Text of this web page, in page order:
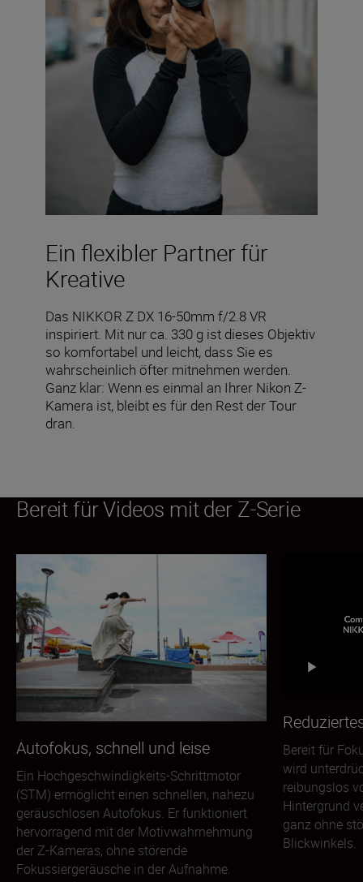
Ein flexibler Partner für
Kreative
Das NIKKOR Z DX 16-50mm f/2.8 VR
inspiriert. Mit nur ca. 330 g ist dieses Objektiv
so komfortabel und leicht, dass Sie es
wahrscheinlich öfter mitnehmen werden.
Ganz klar: Wenn es einmal an Ihrer Nikon Z-
Kamera ist, bleibt es für den Rest der Tour
dran.
Bereit für Videos mit der Z-Serie
Autofokus, schnell und leise
Ein Hochgeschwindigkeits-Schrittmotor
(STM) ermöglicht einen schnellen, nahezu
geräuschlosen Autofokus. Er funktioniert
hervorragend mit der Motivwahrnehmung
der Z-Kameras, ohne störende
Fokussiergeräusche in der Aufnahme.
Bereit für
wird
reibungslos
Hintergrund
ganz ohne
Blickwinkels.